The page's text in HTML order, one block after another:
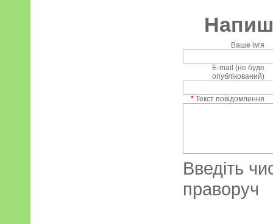
Ваше ім'я
E-mail (не буде
опублікований)
* Текст повідомлення
Введіть
праворуч